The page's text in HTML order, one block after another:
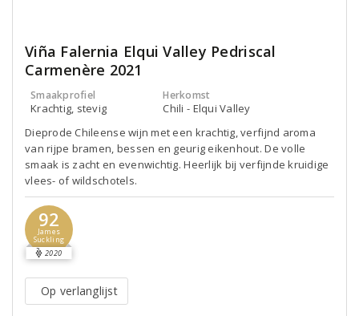
Viña Falernia Elqui Valley Pedriscal
Carmenère 2021
Smaakprofiel
Krachtig, stevig
Herkomst
Chili - Elqui Valley
Dieprode Chileense wijn met een krachtig, verfijnd aroma
van rijpe bramen, bessen en geurig eikenhout. De volle
smaak is zacht en evenwichtig. Heerlijk bij verfijnde kruidige
vlees- of wildschotels.
92
James
Suckling
2020
Op verlanglijst